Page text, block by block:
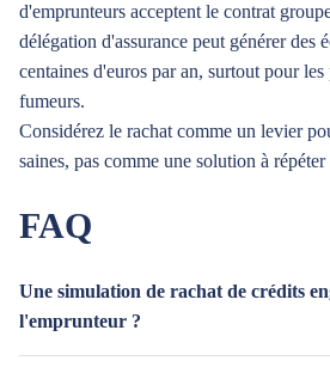
d'emprunteurs acceptent le contrat
délégation d'assurance peut générer des
centaines d'euros par an, surtout pour
fumeurs.
Considérez le rachat comme un levier
saines, pas comme une solution à
FAQ
Une simulation de rachat de crédits
l'emprunteur ?